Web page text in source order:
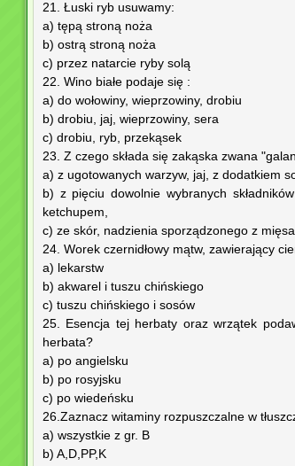
21. Łuski ryb usuwamy:
a) tępą stroną noża
b) ostrą stroną noża
c) przez natarcie ryby solą
22. Wino białe podaje się :
a) do wołowiny, wieprzowiny, drobiu
b) drobiu, jaj, wieprzowiny, sera
c) drobiu, ryb, przekąsek
23. Z czego składa się zakąska zwana
a) z ugotowanych warzyw, jaj, z dodatkiem
b) z pięciu dowolnie wybranych
ketchupem,
c) ze skór, nadzienia sporządzonego z
24. Worek czernidłowy mątw, zawierający
a) lekarstw
b) akwarel i tuszu chińskiego
c) tuszu chińskiego i sosów
25. Esencja tej herbaty oraz wrzątek
herbata?
a) po angielsku
b) po rosyjsku
c) po wiedeńsku
26.Zaznacz witaminy rozpuszczalne w
a) wszystkie z gr. B
b) A,D,PP,K